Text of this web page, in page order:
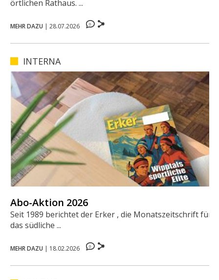
örtlichen Rathaus. ...
MEHR DAZU | 28.07.2026 0
INTERNA
Abo-Aktion 2026
Seit 1989 berichtet der Erker , die Monatszeitschrift für
das südliche ...
MEHR DAZU | 18.02.2026 0